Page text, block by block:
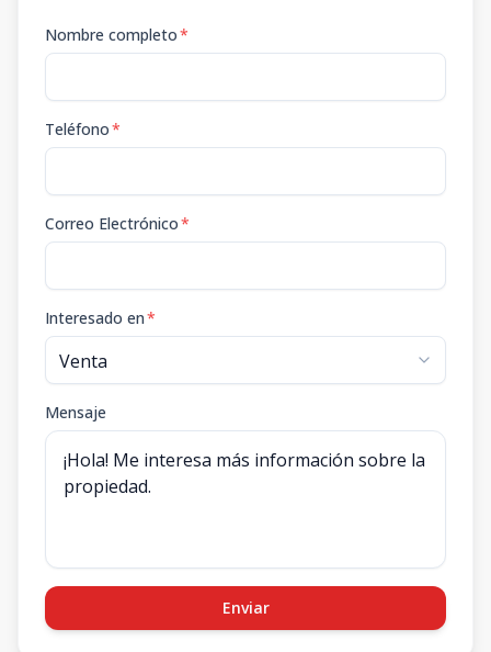
Nombre completo*
Teléfono*
Correo Electrónico*
Interesado en*
Mensaje
Enviar